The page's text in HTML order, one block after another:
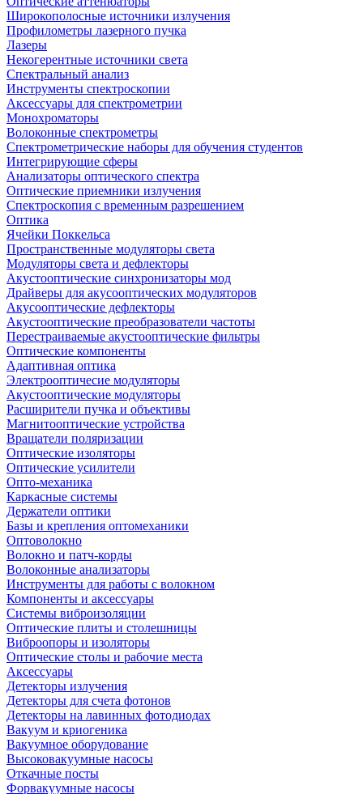
Широкополосные источники излучения
Профилометры лазерного пучка
Лазеры
Некогерентные источники света
Спектральный анализ
Инструменты спектроскопии
Аксессуары для спектрометрии
Монохроматоры
Волоконные спектрометры
Спектрометрические наборы для обучения студентов
Интегрирующие сферы
Анализаторы оптического спектра
Оптические приемники излучения
Спектроскопия с временным разрешением
Оптика
Ячейки Поккельса
Пространственные модуляторы света
Модуляторы света и дефлекторы
Акустооптические синхронизаторы мод
Драйверы для акусооптических модуляторов
Акусооптические дефлекторы
Акустооптические преобразователи частоты
Перестраиваемые акустооптические фильтры
Оптические компоненты
Адаптивная оптика
Электрооптичесие модуляторы
Акустооптические модуляторы
Расширители пучка и объективы
Магнитооптические устройства
Вращатели поляризации
Оптические изоляторы
Оптические усилители
Опто-механика
Каркасные системы
Держатели оптики
Базы и крепления оптомеханики
Оптоволокно
Волокно и патч-корды
Волоконные анализаторы
Инструменты для работы с волокном
Компоненты и аксессуары
Системы виброизоляции
Оптические плиты и столешницы
Виброопоры и изоляторы
Оптические столы и рабочие места
Аксессуары
Детекторы излучения
Детекторы для счета фотонов
Детекторы на лавинных фотодиодах
Вакуум и криогеника
Вакуумное оборудование
Высоковакуумные насосы
Откачные посты
Форвакуумные насосы